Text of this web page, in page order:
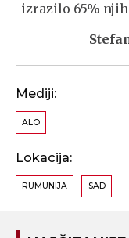
izrazilo 65%
Mediji:
ALO
Lokacija:
RUMUNIJA SAD